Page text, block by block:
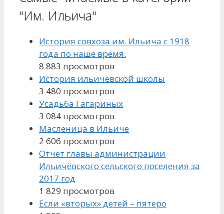
"Им. Ильича"
История совхоза им. Ильича с 1918
года по наше время.
8 883 просмотров
История ильичёвской школы
3 480 просмотров
Усадьба Гагариных
3 084 просмотров
Масленица в Ильиче
2 606 просмотров
Отчёт главы администрации
Ильичёвского сельского поселения за
2017 год
1 829 просмотров
Если «вторых» детей – пятеро